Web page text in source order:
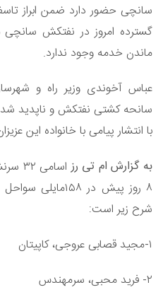
سانچی حضور دارد ضمن ابراز
گسترده امروز در نفتکش سانچی
ماندن خدمه وجود ندارد.
عباس آخوندی وزیر راه و
سانحه کشتی نفتکش و ناپدید
با انتشار پیامی با خانواده این
به گزارش ام تی رز
۸ روز پیش در
شرح زیر است:
۱-مجید قصابی عروجی، کاپیتان
۲- فرید محبی، سرمهندس